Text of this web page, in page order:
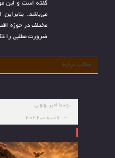
گفته است و این
می‌باشد.
مختلف در حوزه
ضرورت مطلبی را
مطالب مرتبط
توسط امیر بهلولی
2026-08-07